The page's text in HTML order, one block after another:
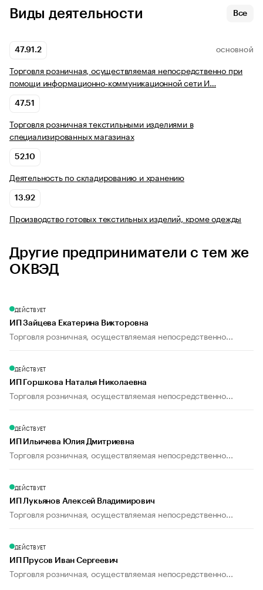
Виды деятельности Все
47.91.2 ОСНОВНОЙ
Торговля розничная, осуществляемая непосредственно при
помощи информационно-коммуникационной сети И…
47.51
Торговля розничная текстильными изделиями в
специализированных магазинах
52.10
Деятельность по складированию и хранению
13.92
Производство готовых текстильных изделий, кроме одежды
Другие предприниматели с тем же
ОКВЭД
ДЕЙСТВУЕТ
ИП Зайцева Екатерина Викторовна
Торговля розничная, осуществляемая непосредственно...
ДЕЙСТВУЕТ
ИП Горшкова Наталья Николаевна
Торговля розничная, осуществляемая непосредственно...
ДЕЙСТВУЕТ
ИП Ильичева Юлия Дмитриевна
Торговля розничная, осуществляемая непосредственно...
ДЕЙСТВУЕТ
ИП Лукьянов Алексей Владимирович
Торговля розничная, осуществляемая непосредственно...
ДЕЙСТВУЕТ
ИП Прусов Иван Сергеевич
Торговля розничная, осуществляемая непосредственно...